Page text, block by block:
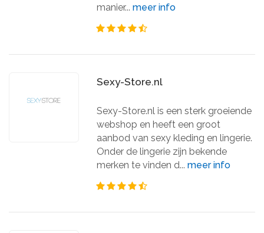
manier...meer info
Sexy-Store.nl
Sexy-Store.nl is een sterk groeiende
webshop en heeft een groot
aanbod van sexy kleding en lingerie.
Onder de lingerie zijn bekende
merken te vinden d...meer info